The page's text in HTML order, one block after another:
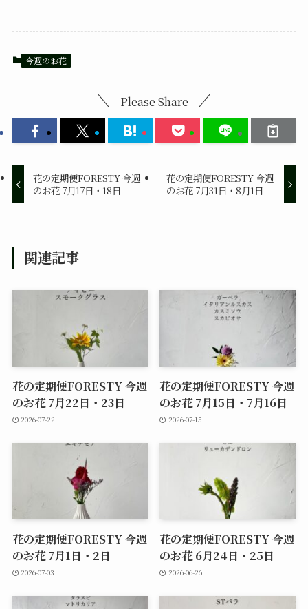
今週のお花
Please Share
花の定期便FORESTY 今週
のお花 7月17日・18日
花の定期便FORESTY 今週
のお花 7月31日・8月1日
関連記事
花の定期便FORESTY 今週
のお花 7月22日・23日
2026-07-22
花の定期便FORESTY 今週
のお花 7月15日・7月16日
2026-07-15
花の定期便FORESTY 今週
のお花 7月1日・2日
2026-07-03
花の定期便FORESTY 今週
のお花 6月24日・25日
2026-06-26